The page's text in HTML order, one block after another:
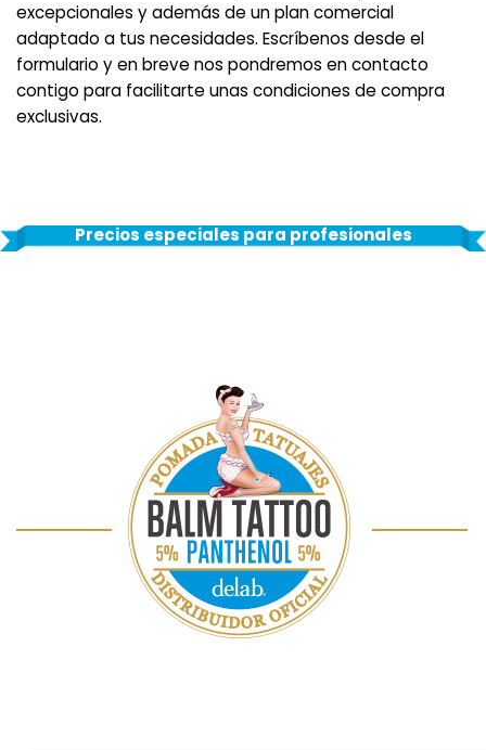
excepcionales y además de un plan comercial
adaptado a tus necesidades. Escríbenos desde el
formulario y en breve nos pondremos en contacto
contigo para facilitarte unas condiciones de compra
exclusivas.
Precios especiales para profesionales